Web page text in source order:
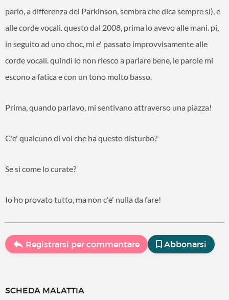
parlo, a differenza del Parkinson, sembra che dica sempre si), e
alle corde vocali. questo dal 2008, prima lo avevo alle mani. pi,
in seguito ad uno choc, mi e' passato improvvisamente alle
corde vocali. quindi io non riesco a parlare bene, le parole mi
escono a fatica e con un tono molto basso.
Prima, quando parlavo, mi sentivano attraverso una piazza!
C'e' qualcuno di voi che ha questo disturbo?
Se si come lo curate?
Io ho provato tutto, ma non c'e' nulla da fare!
Registrarsi per commentare Abbonarsi
SCHEDA MALATTIA